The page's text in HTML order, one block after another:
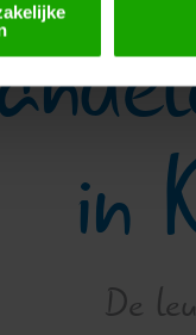
in
De